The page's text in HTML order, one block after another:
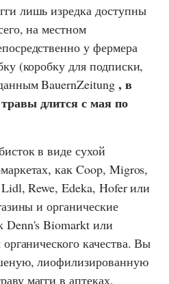
лишь изредка доступны
на местном
у фермера
(коробку для подписки,
BauernZeitung , в
травы длится с мая по
в виде сухой
какCoop, Migros,
Lidl,Rewe,Edeka, Hoferили
и органические
Denn's Biomarktили
качества. Вы
лиофилизированную
магги в аптеках,